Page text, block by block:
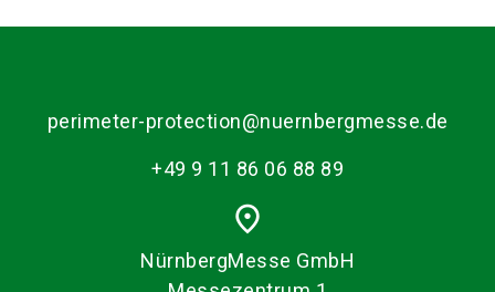
perimeter-protection@nuernbergmesse.de
+49 9 11 86 06 88 89
place
NürnbergMesse GmbH